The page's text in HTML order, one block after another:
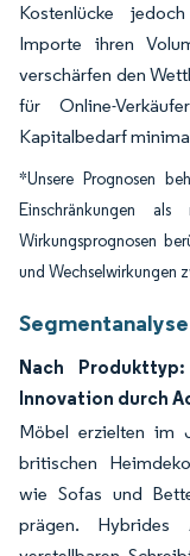
Kostenlücke
Importe ihren
verschärfen den
für Online-
Kapitalbedarf
*Unsere Prognosen
Einschränkungen
Wirkungsprognosen
und Wechselwirkungen
Segmentanalyse
Nach
Innovation durch
Möbel erzielten im
britischen
wie Sofas und
prägen.